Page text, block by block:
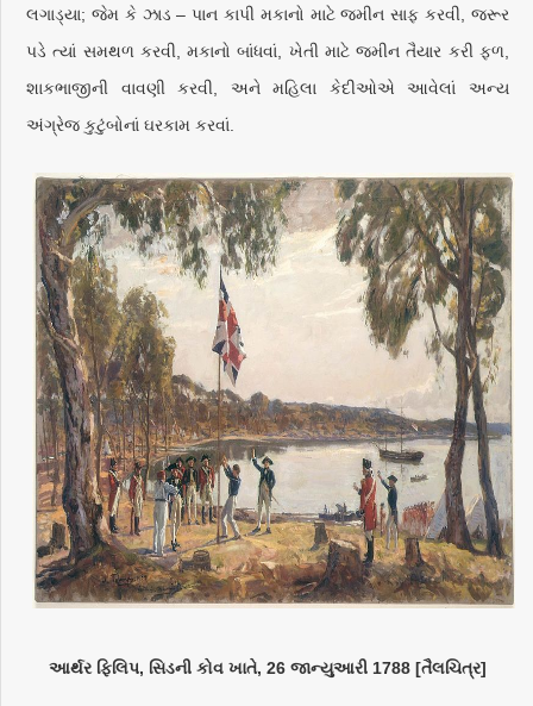
લગાડ્યા; જેમ કે ઝાડ – પાન કાપી મકાનો માટે જમીન સાફ કરવી, જરૂર
પડે ત્યાં સમથળ કરવી, મકાનો બાંધવાં, ખેતી માટે જમીન તૈયાર કરી ફળ,
શાકભાજીની વાવણી કરવી, અને મહિલા કેદીઓએ આવેલાં અન્ય
અંગ્રેજ કુટુંબોનાં ઘરકામ કરવાં.
આર્થર ફિલિપ, સિડની કોવ ખાતે, 26 જાન્યુઆરી 1788 [તૈલચિત્ર]